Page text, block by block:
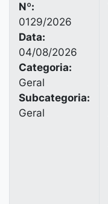
Nº:
0129/2026
Data:
04/08/2026
Categoria:
Geral
Subcategoria:
Geral